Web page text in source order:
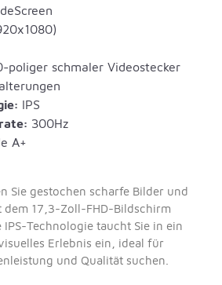
poliger schmaler Videostecker
IPS
300Hz
A+
Sie gestochen scharfe Bilder und
dem 17,3-Zoll-FHD-Bildschirm
IPS-Technologie taucht Sie in ein
Erlebnis ein, ideal für
und Qualität suchen.